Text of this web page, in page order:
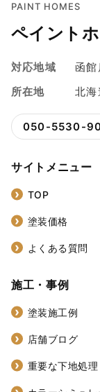
PAINT HOMES
ペイント
対応地域
函館
所在地
北
050-5530-
サイトメニュー
TOP
塗装価格
よくある質問
施工・事例
塗装施工例
店舗ブログ
重要な下地処理